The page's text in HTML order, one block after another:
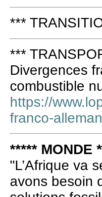
***
***
Divergences
combustible
https://
franco-
***** MONDE
"L’Afrique va
avons besoin